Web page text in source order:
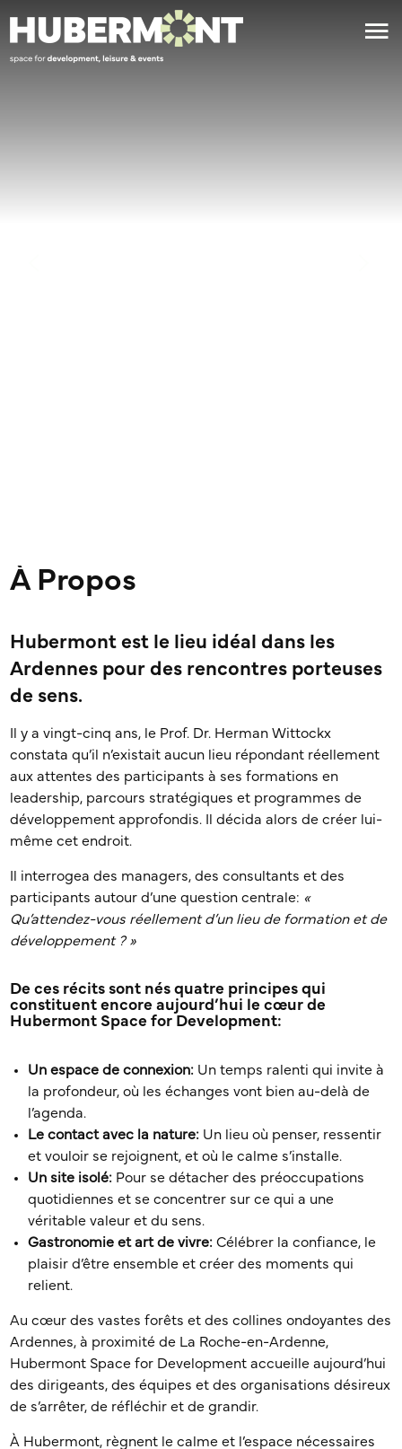
À Propos
Hubermont est le lieu idéal dans les
Ardennes pour des rencontres porteuses
de sens.
Il y a vingt-cinq ans, le Prof. Dr. Herman Wittockx
constata qu’il n’existait aucun lieu répondant réellement
aux attentes des participants à ses formations en
leadership, parcours stratégiques et programmes de
développement approfondis. Il décida alors de créer lui-
même cet endroit.
Il interrogea des managers, des consultants et des
participants autour d’une question centrale: «
Qu’attendez-vous réellement d’un lieu de formation et de
développement ? »
De ces récits sont nés quatre principes qui
constituent encore aujourd’hui le cœur de
Hubermont Space for Development:
Un espace de connexion: Un temps ralenti qui invite à
la profondeur, où les échanges vont bien au-delà de
l’agenda.
Le contact avec la nature: Un lieu où penser, ressentir
et vouloir se rejoignent, et où le calme s’installe.
Un site isolé: Pour se détacher des préoccupations
quotidiennes et se concentrer sur ce qui a une
véritable valeur et du sens.
Gastronomie et art de vivre:Célébrer la confiance, le
plaisir d’être ensemble et créer des moments qui
relient.
Au cœur des vastes forêts et des collines ondoyantes des
Ardennes, à proximité de La Roche-en-Ardenne,
Hubermont Space for Development accueille aujourd’hui
des dirigeants, des équipes et des organisations désireux
de s’arrêter, de réfléchir et de grandir.
À Hubermont, règnent le calme et l’espace nécessaires